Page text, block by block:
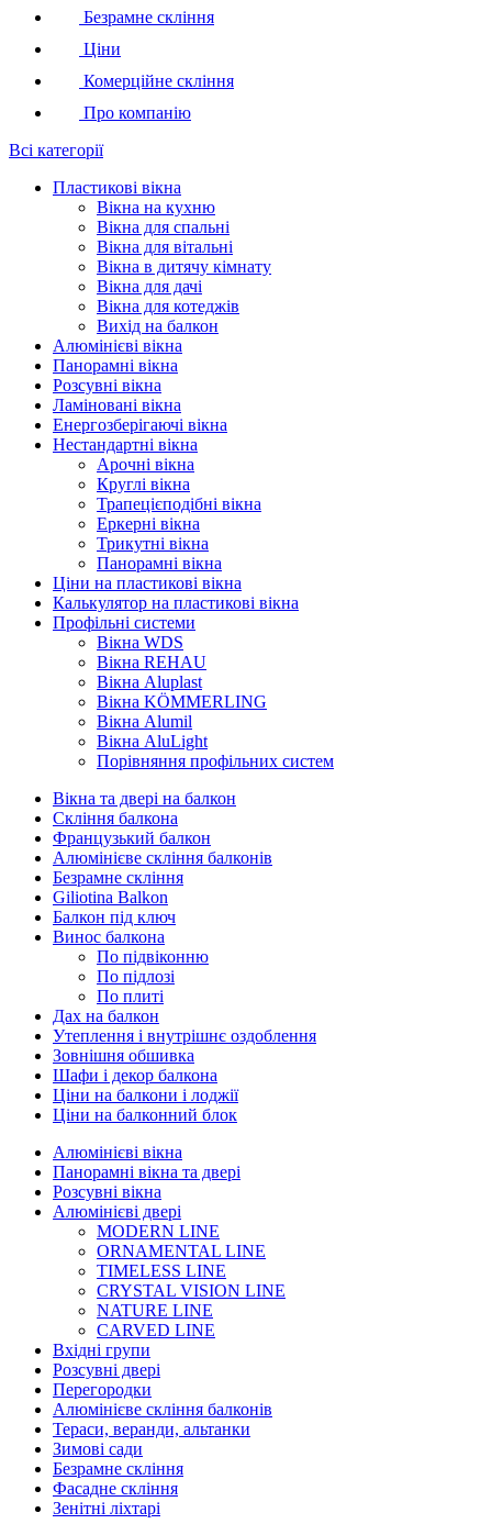
Безрамне скління
Ціни
Комерційне скління
Про компанію
Всі категорії
Пластикові вікна
Вікна на кухню
Вікна для спальні
Вікна для вітальні
Вікна в дитячу кімнату
Вікна для дачі
Вікна для котеджів
Вихід на балкон
Алюмінієві вікна
Панорамні вікна
Розсувні вікна
Ламіновані вікна
Енергозберігаючі вікна
Нестандартні вікна
Арочні вікна
Круглі вікна
Трапецієподібні вікна
Еркерні вікна
Трикутні вікна
Панорамні вікна
Ціни на пластикові вікна
Калькулятор на пластикові вікна
Профільні системи
Вікна WDS
Вікна REHAU
Вікна Aluplast
Вікна KÖMMERLING
Вікна Alumil
Вікна AluLight
Порівняння профільних систем
Вікна та двері на балкон
Скління балкона
Французький балкон
Алюмінієве скління балконів
Безрамне скління
Giliotina Balkon
Балкон під ключ
Винос балкона
По підвіконню
По підлозі
По плиті
Дах на балкон
Утеплення і внутрішнє оздоблення
Зовнішня обшивка
Шафи і декор балкона
Ціни на балкони і лоджії
Ціни на балконний блок
Алюмінієві вікна
Панорамні вікна та двері
Розсувні вікна
Алюмінієві двері
MODERN LINE
ORNAMENTAL LINE
TIMELESS LINE
CRYSTAL VISION LINE
NATURE LINE
CARVED LINE
Вхідні групи
Розсувні двері
Перегородки
Алюмінієве скління балконів
Тераси, веранди, альтанки
Зимові сади
Безрамне скління
Фасадне скління
Зенітні ліхтарі